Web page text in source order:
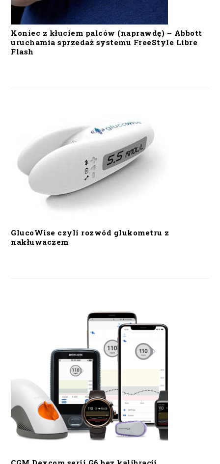
Koniec z kłuciem palców (naprawdę) – Abbott
uruchamia sprzedaż systemu FreeStyle Libre
Flash
GlucoWise czyli rozwód glukometru z
nakłuwaczem